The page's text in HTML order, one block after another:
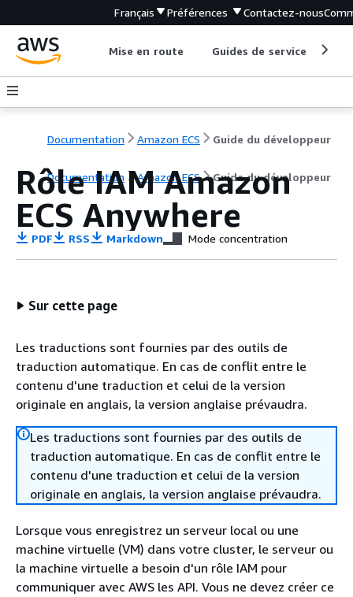
Français Préférences Contactez-nous
Mise en route Guides de service
Documentation Amazon ECS Guide du développeur
Documentation Amazon ECS Guide du développeur
Rôle IAM Amazon
ECS Anywhere
PDF RSS Markdown Mode concentration
Sur cette page
Les traductions sont fournies par des outils de
traduction automatique. En cas de conflit entre le
contenu d'une traduction et celui de la version
originale en anglais, la version anglaise prévaudra.
Les traductions sont fournies par des outils de
traduction automatique. En cas de conflit entre le
contenu d'une traduction et celui de la version
originale en anglais, la version anglaise prévaudra.
Lorsque vous enregistrez un serveur local ou une
machine virtuelle (VM) dans votre cluster, le serveur ou
la machine virtuelle a besoin d'un rôle IAM pour
communiquer avec AWS les API. Vous ne devez créer ce